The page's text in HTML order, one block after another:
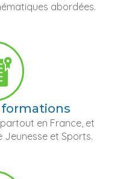
abordées.
formations
en France, et
Jeunesse et Sports.